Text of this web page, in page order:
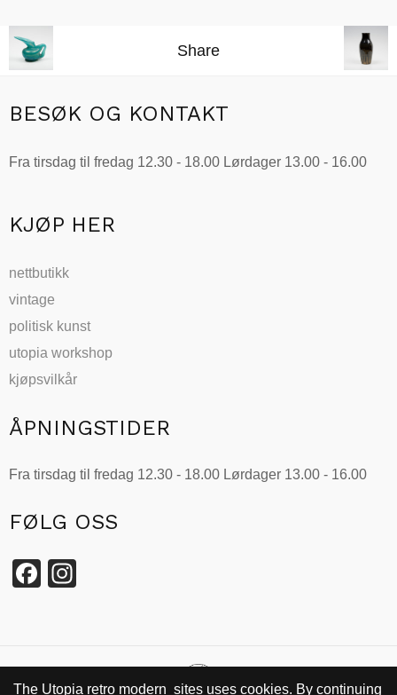
Share
BESØK OG KONTAKT
Fra tirsdag til fredag 12.30 - 18.00 Lørdager 13.00 - 16.00
KJØP HER
nettbutikk
vintage
politisk kunst
utopia workshop
kjøpsvilkår
ÅPNINGSTIDER
Fra tirsdag til fredag 12.30 - 18.00 Lørdager 13.00 - 16.00
FØLG OSS
Facebook
The Utopia retro modern sites uses cookies. By continuing